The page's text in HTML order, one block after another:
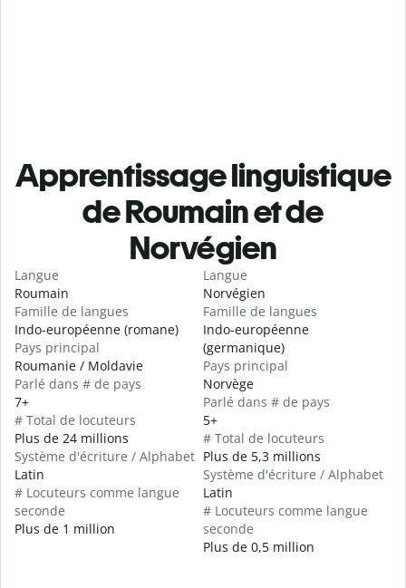
Apprentissage linguistique
de Roumain et de
Norvégien
Langue
Roumain
Famille de langues
Indo-européenne (romane)
Pays principal
Roumanie / Moldavie
Parlé dans # de pays
7+
# Total de locuteurs
Plus de 24 millions
Système d'écriture / Alphabet
Latin
# Locuteurs comme langue
seconde
Plus de 1 million
Langue
Norvégien
Famille de langues
Indo-européenne
(germanique)
Pays principal
Norvège
Parlé dans # de pays
5+
# Total de locuteurs
Plus de 5,3 millions
Système d'écriture / Alphabet
Latin
# Locuteurs comme langue
seconde
Plus de 0,5 million